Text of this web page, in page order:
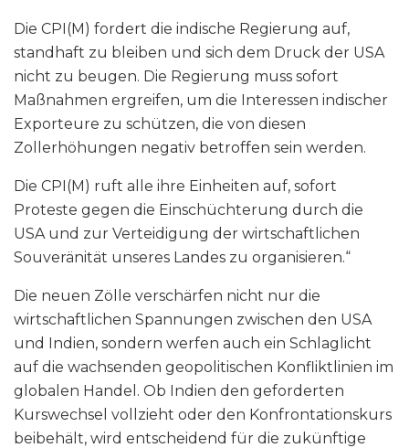
Die CPI(M) fordert die indische Regierung auf,
standhaft zu bleiben und sich dem Druck der USA
nicht zu beugen. Die Regierung muss sofort
Maßnahmen ergreifen, um die Interessen indischer
Exporteure zu schützen, die von diesen
Zollerhöhungen negativ betroffen sein werden.
Die CPI(M) ruft alle ihre Einheiten auf, sofort
Proteste gegen die Einschüchterung durch die
USA und zur Verteidigung der wirtschaftlichen
Souveränität unseres Landes zu organisieren.“
Die neuen Zölle verschärfen nicht nur die
wirtschaftlichen Spannungen zwischen den USA
und Indien, sondern werfen auch ein Schlaglicht
auf die wachsenden geopolitischen Konfliktlinien im
globalen Handel. Ob Indien den geforderten
Kurswechsel vollzieht oder den Konfrontationskurs
beibehält, wird entscheidend für die zukünftige